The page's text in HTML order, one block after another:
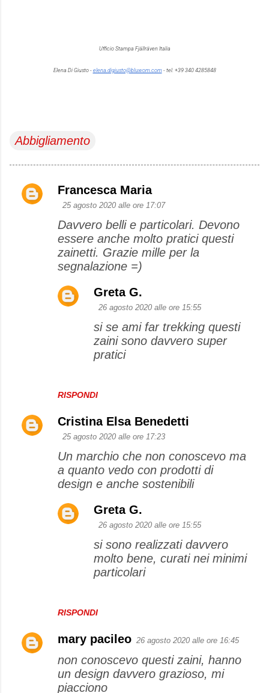
Ufficio Stampa Fjällräven Italia
Elena Di Giusto- elena.digiusto@bluwom.com- tel. +39 340 4285848
Abbigliamento
C
Francesca Maria
25 agosto 2020 alle ore 17:07
Davvero belli e particolari. Devono
essere anche molto pratici questi
zainetti. Grazie mille per la
segnalazione =)
RISPONDI
Greta G.
26 agosto 2020 alle ore 15:55
si se ami far trekking questi
zaini sono davvero super
pratici
Cristina Elsa Benedetti
25 agosto 2020 alle ore 17:23
Un marchio che non conoscevo ma
a quanto vedo con prodotti di
design e anche sostenibili
RISPONDI
Greta G.
26 agosto 2020 alle ore 15:55
si sono realizzati davvero
molto bene, curati nei minimi
particolari
mary pacileo 26 agosto 2020 alle ore 16:45
non conoscevo questi zaini, hanno
un design davvero grazioso, mi
piacciono